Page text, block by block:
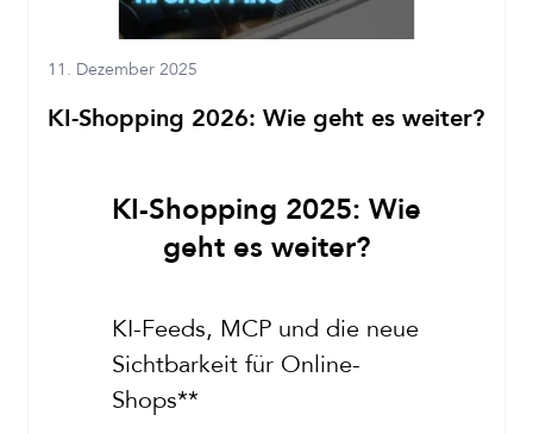
11. Dezember 2025
KI-Shopping 2026: Wie geht es weiter?
KI-Shopping 2025: Wie
geht es weiter?
KI-Feeds, MCP und die neue
Sichtbarkeit für Online-
Shops**